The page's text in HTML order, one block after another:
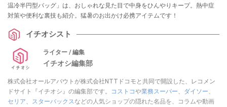
温冷半円型バッグ」は、おしゃれな見た目で中身をひんやりキープ。熱中症
対策や便利な裏技も紹介。猛暑のお出かけ必携アイテムです！
イチオシスト
ライター / 編集
イチオシ編集部
株式会社オールアバウトが株式会社NTTドコモと共同で開設した、レコメン
ドサイト『イチオシ』の編集部です。
コストコや業務スーパー、 ダイソー、
セリア、 スターバックスなどの人気ショップの隠れた名品を、コラムや動画